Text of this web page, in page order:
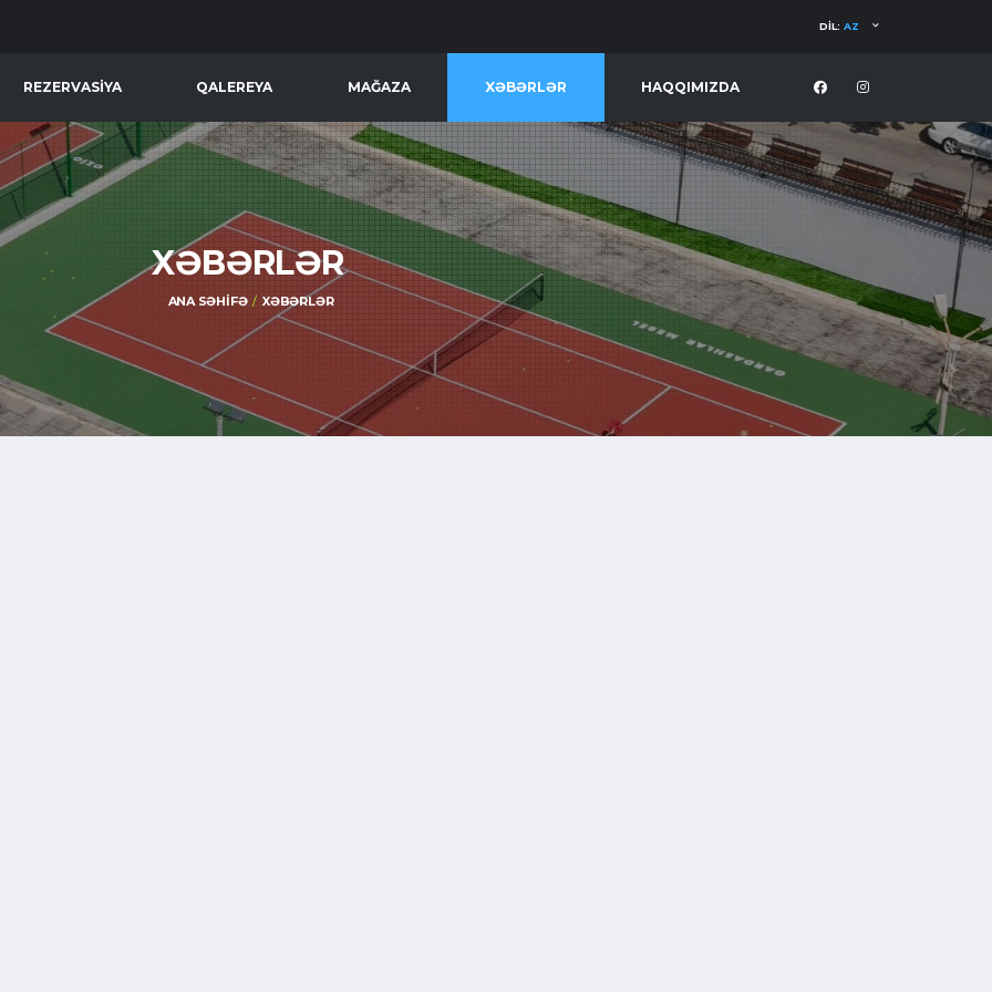
DIL: AZ
REZERVASIYA QALEREYA MAĞAZA XƏBƏRLƏR HAQQIMIZDA
XƏBƏRLƏR
ANA SƏHIFƏ XƏBƏRLƏR